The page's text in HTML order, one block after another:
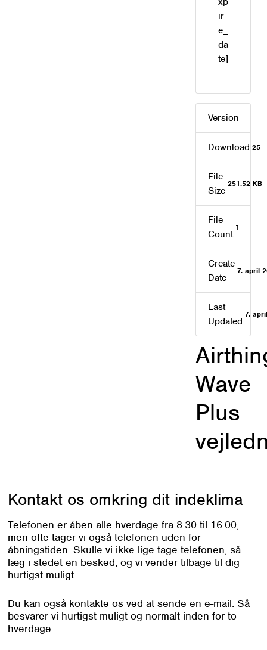
ir
e_
da
te]
Version
Download 25
File
Size
251.52 KB
File
Count
1
Create
Date
7. april
Last
Updated
7.
Wave
Plus
Kontakt os omkring dit indeklima
Telefonen er åben alle hverdage fra 8.30 til 16.00,
men ofte tager vi også telefonen uden for
åbningstiden. Skulle vi ikke lige tage telefonen, så
læg i stedet en besked, og vi vender tilbage til dig
hurtigst muligt.
Du kan også kontakte os ved at sende en e-mail. Så
besvarer vi hurtigst muligt og normalt inden for to
hverdage.